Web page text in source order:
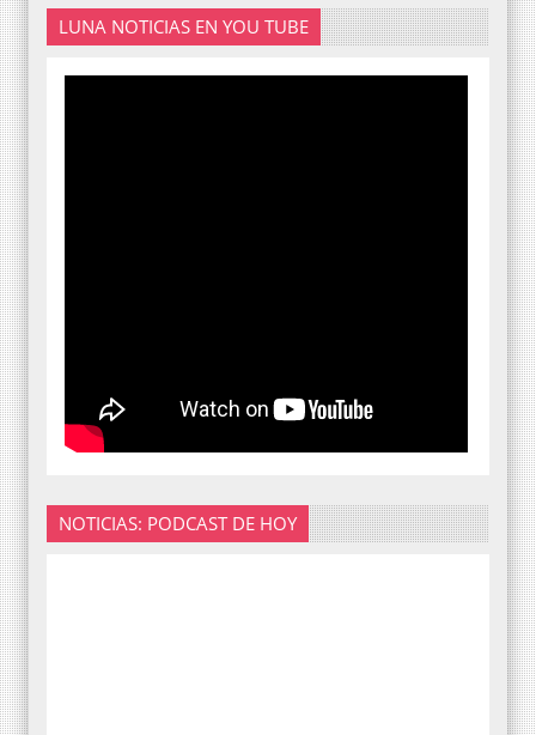
LUNA NOTICIAS EN YOU TUBE
NOTICIAS: PODCAST DE HOY